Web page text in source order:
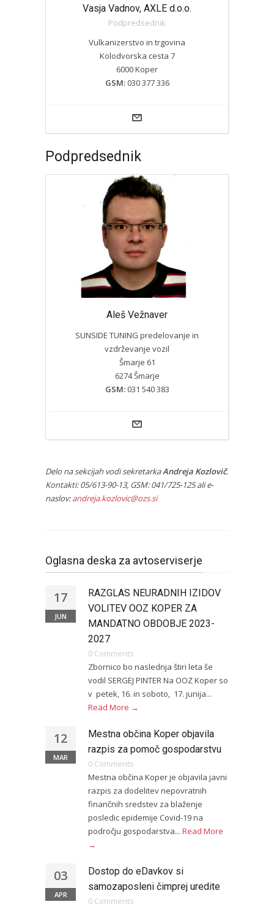
Vasja Vadnov, AXLE d.o.o.
Podpredsednik
Vulkanizerstvo in trgovina
Kolodvorska cesta 7
6000 Koper
GSM:030 377 336
Podpredsednik
Aleš Vežnaver
SUNSIDE TUNING predelovanje in
vzdrževanje vozil
Šmarje 61
6274 Šmarje
GSM:031 540 383
Delo na sekcijah vodi sekretarkaAndreja Kozlovič.
Kontakti: 05/613-90-13, GSM: 041/725-125 ali e-
naslov:andreja.kozlovic@ozs.si
Oglasna deska za avtoserviserje
17
JUN
RAZGLAS NEURADNIH IZIDOV
VOLITEV OOZ KOPER ZA
MANDATNO OBDOBJE 2023-
2027
0 Comments
Zbornico bo naslednja štiri leta še
vodil SERGEJ PINTER Na OOZ Koper so
v petek, 16. in soboto, 17. junija...
Read More →
12
MAR
Mestna občina Koper objavila
razpis za pomoč gospodarstvu
0 Comments
Mestna občina Koper je objavila javni
razpis za dodelitev nepovratnih
finančnih sredstev za blaženje
posledic epidemije Covid-19 na
področju gospodarstva... Read More
→
03
APR
Dostop do eDavkov si
samozaposleni čimprej uredite
0 Comments